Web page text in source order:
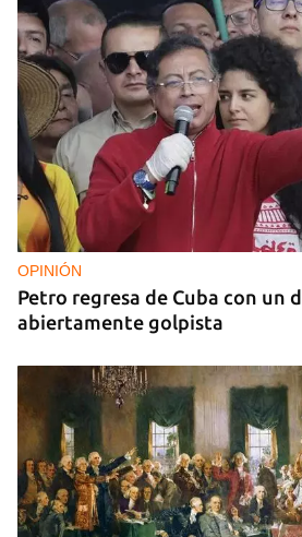
OPINIÓN
Petro regresa de Cuba con un
abiertamente golpista